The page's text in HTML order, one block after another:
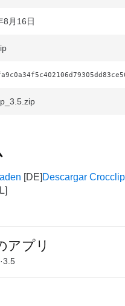
8月16日
Descargar Crocclip
アプリ
3.5